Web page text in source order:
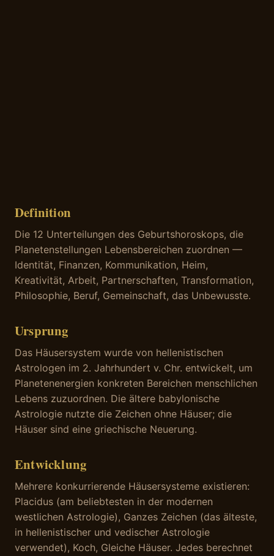
Definition
Die 12 Unterteilungen des Geburtshoroskops, die
Planetenstellungen Lebensbereichen zuordnen —
Identität, Finanzen, Kommunikation, Heim,
Kreativität, Arbeit, Partnerschaften, Transformation,
Philosophie, Beruf, Gemeinschaft, das Unbewusste.
Ursprung
Das Häusersystem wurde von hellenistischen
Astrologen im 2. Jahrhundert v. Chr. entwickelt, um
Planetenenergien konkreten Bereichen menschlichen
Lebens zuzuordnen. Die ältere babylonische
Astrologie nutzte die Zeichen ohne Häuser; die
Häuser sind eine griechische Neuerung.
Entwicklung
Mehrere konkurrierende Häusersysteme existieren:
Placidus (am beliebtesten in der modernen
westlichen Astrologie), Ganzes Zeichen (das älteste,
in hellenistischer und vedischer Astrologie
verwendet), Koch, Gleiche Häuser. Jedes berechnet